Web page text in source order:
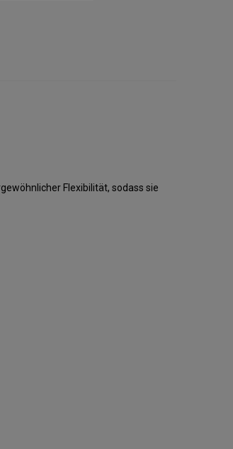
Flexibilität, sodass sie